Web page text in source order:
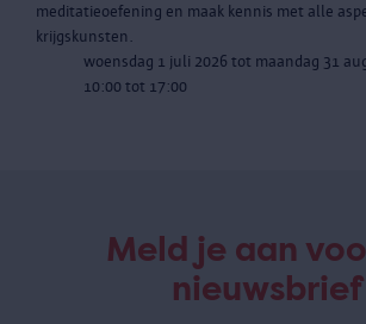
meditatieoefening en maak kennis met alle
krijgskunsten.
woensdag 1 juli 2026 tot maandag 31
10:00 tot 17:00
Meld je aan
nieuwsbrief